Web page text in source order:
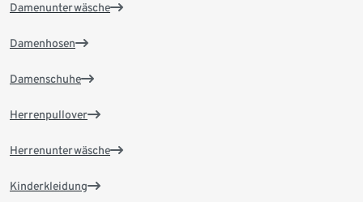
Damenunterwäsche
Damenhosen
Damenschuhe
Herrenpullover
Herrenunterwäsche
Kinderkleidung